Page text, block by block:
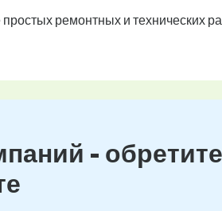
ремонтных и технических
-